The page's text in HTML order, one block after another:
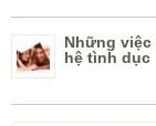
Những
hệ tình dục